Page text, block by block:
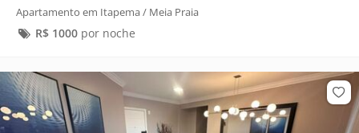
Apartamento em Itapema / Meia Praia
R$ 1000por noche